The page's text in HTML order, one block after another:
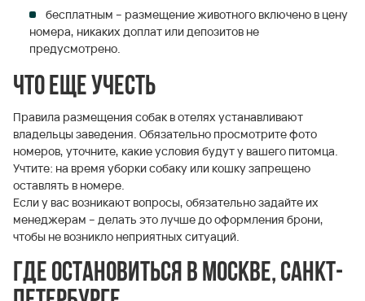
бесплатным – размещение животного включено в цену
номера, никаких доплат или депозитов не
предусмотрено.
Что еще учесть
Правила размещения собак в отелях устанавливают
владельцы заведения. Обязательно просмотрите фото
номеров, уточните, какие условия будут у вашего питомца.
Учтите: на время уборки собаку или кошку запрещено
оставлять в номере.
Если у вас возникают вопросы, обязательно задайте их
менеджерам – делать это лучше до оформления брони,
чтобы не возникло неприятных ситуаций.
Где остановиться в Москве, Санкт-